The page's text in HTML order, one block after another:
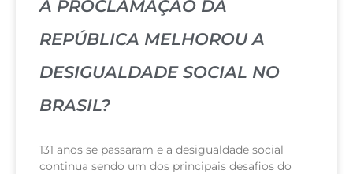
A PROCLAMAÇÃO DA
REPÚBLICA MELHOROU A
DESIGUALDADE SOCIAL NO
BRASIL?
131 anos se passaram e a desigualdade social
continua sendo um dos principais desafios do